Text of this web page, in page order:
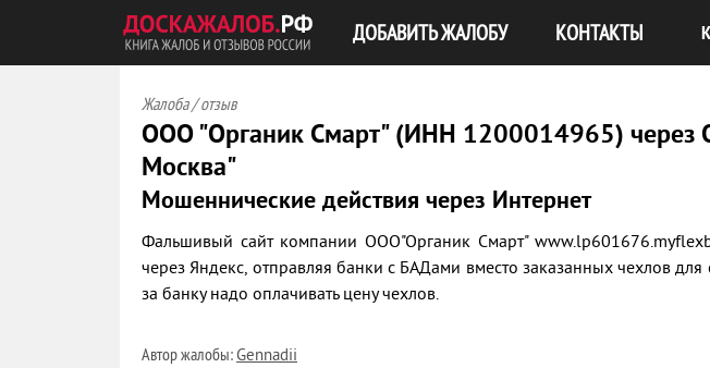
ДОБАВИТЬ ЖАЛОБУ КОНТАКТЫ
Жалоба / отзыв
ООО "Органик Смарт" (ИНН 1200014965)
Москва"
Мошеннические действия через Интернет
Фальшивый сайт компании ООО"Органик Смарт"
через Яндекс, отправляя банки с БАДами вместо заказанных чехлов
за банку надо оплачивать цену чехлов.
Автор жалобы:Gennadii